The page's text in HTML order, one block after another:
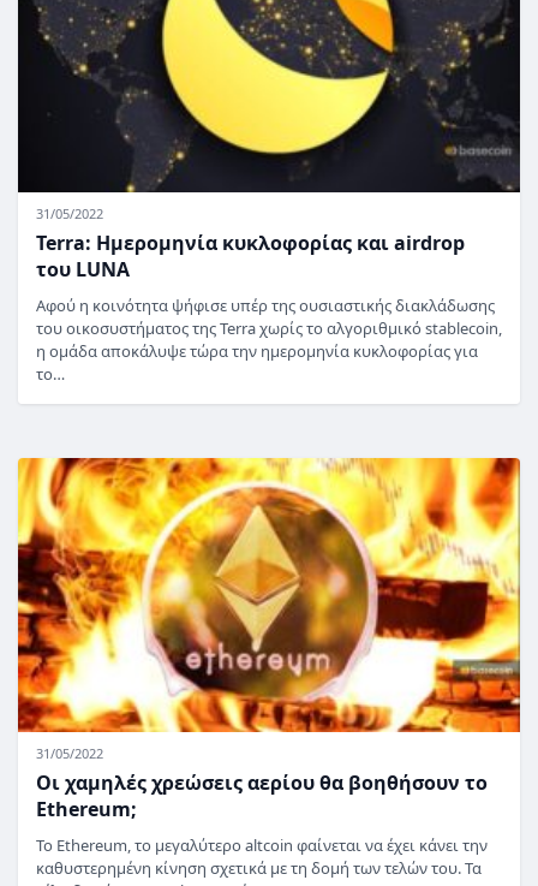
31/05/2022
Terra: Ημερομηνία κυκλοφορίας και airdrop
του LUNA
Αφού η κοινότητα ψήφισε υπέρ της ουσιαστικής διακλάδωσης
του οικοσυστήματος της Terra χωρίς το αλγοριθμικό stablecoin,
η ομάδα αποκάλυψε τώρα την ημερομηνία κυκλοφορίας για
το…
31/05/2022
Οι χαμηλές χρεώσεις αερίου θα βοηθήσουν το
Ethereum;
Το Ethereum, το μεγαλύτερο altcoin φαίνεται να έχει κάνει την
καθυστερημένη κίνηση σχετικά με τη δομή των τελών του. Τα